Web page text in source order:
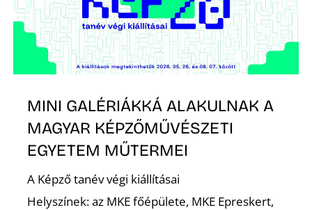
MINI GALÉRIÁKKÁ ALAKULNAK A
MAGYAR KÉPZŐMŰVÉSZETI
EGYETEM MŰTERMEI
A Képző tanév végi kiállításai
Helyszínek: az MKE főépülete, MKE Epreskert,